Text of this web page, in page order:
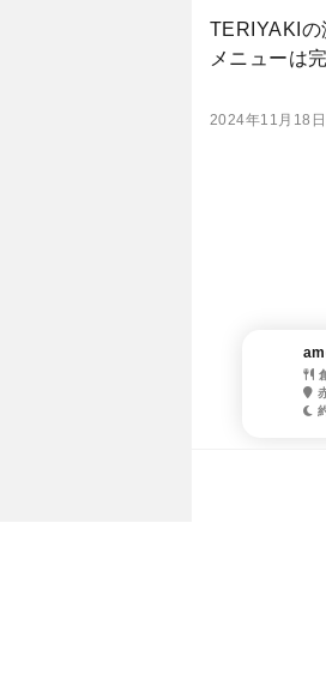
TERIYAKIの
メニューは
2024年11月18